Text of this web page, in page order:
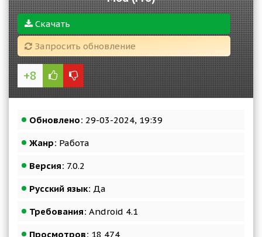
Скачать
Запросить обновление
+8
Обновлено: 29-03-2024, 19:39
Жанр: Работа
Версия: 7.0.2
Русский язык: Да
Требования: Android 4.1
Просмотров: 18 474